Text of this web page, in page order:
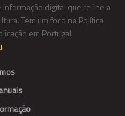
digital que reúne a
Tem um foco na Política
em Portugal.